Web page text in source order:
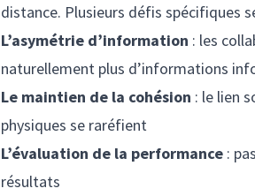
distance. Plusieurs défis spécifiques
L’asymétrie d’information : les
naturellement plus d’informations
Le maintien de la cohésion : le lien
physiques se raréfient
L’évaluation de la performance :
résultats